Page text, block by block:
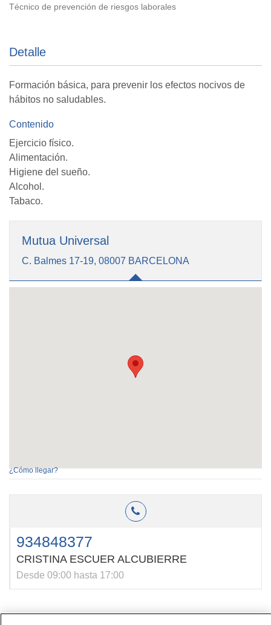
Técnico de prevención de riesgos laborales
Detalle
Formación básica, para prevenir los efectos nocivos de
hábitos no saludables.
Contenido
Ejercicio físico.
Alimentación.
Higiene del sueño.
Alcohol.
Tabaco.
Mutua Universal
C. Balmes 17-19, 08007 BARCELONA
¿Cómo llegar?
934848377
CRISTINA ESCUER ALCUBIERRE
Desde 09:00 hasta 17:00